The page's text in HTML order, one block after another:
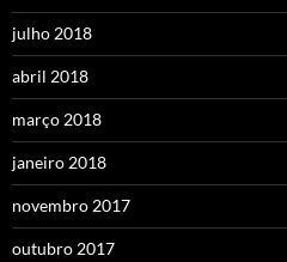
julho 2018
abril 2018
março 2018
janeiro 2018
novembro 2017
outubro 2017